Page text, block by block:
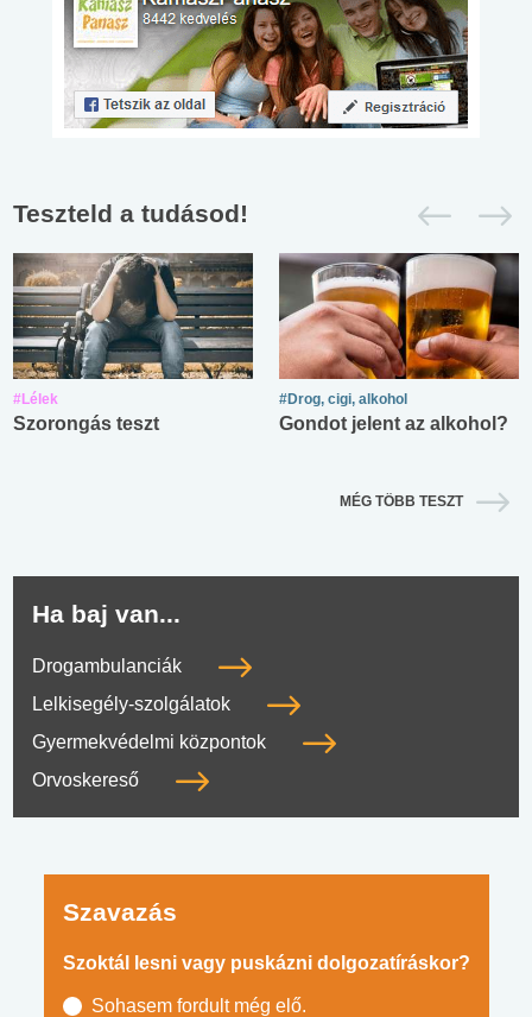
Teszteld a tudásod!
#Lélek
Szorongás teszt
#Drog, cigi, alkohol
Gondot jelent az alkohol?
MÉG TÖBB TESZT
Ha baj van...
Drogambulanciák
Lelkisegély-szolgálatok
Gyermekvédelmi központok
Orvoskereső
Szavazás
Szoktál lesni vagy puskázni dolgozatíráskor?
Sohasem fordult még elő.